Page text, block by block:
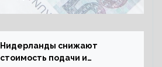
Нидерланды снижают
стоимость подачи и